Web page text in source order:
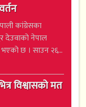
कांग्रेसका
देउवाको नेपाल
भएको छ । साउन २६...
विश्वासको मत